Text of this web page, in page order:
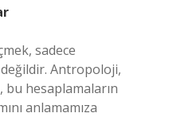
sadece
Antropoloji,
hesaplamaların
anlamamıza